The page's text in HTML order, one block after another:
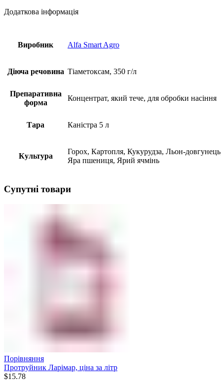
Додаткова інформація
Виробник Alfa Smart Agro
Діюча речовина Тіаметоксам, 350 г/л
Препаративна
форма
Концентрат, який тече, для обробки насіння
Тара Каністра 5 л
Культура
Горох, Картопля, Кукурудза, Льон-
Яра пшениця, Ярий ячмінь
Супутні товари
Порівняння
Протруйник Ларімар, ціна за літр
$15.78